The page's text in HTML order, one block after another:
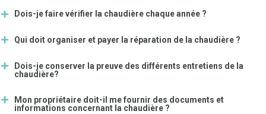
Dois-je faire vérifier la chaudière chaque année ?
Qui doit organiser et payer la réparation de la chaudière ?
Dois-je conserver la preuve des différents entretiens de la
chaudière?
Mon propriétaire doit-il me fournir des documents et
informations concernant la chaudière ?